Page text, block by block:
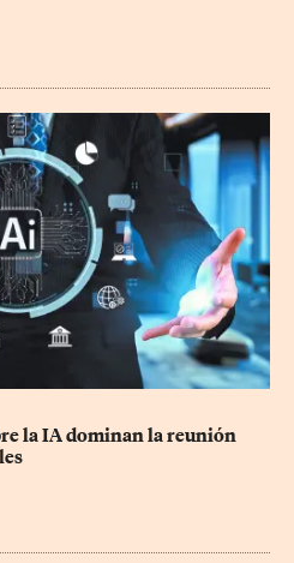
la IA dominan la reunión